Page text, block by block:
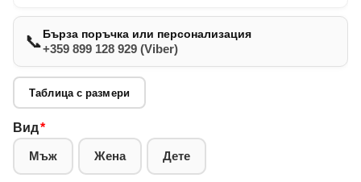
📞Бърза поръчка или персонализация
+359 899 128 929 (Viber)
Таблица с размери
Вид*
Мъж Жена Дете